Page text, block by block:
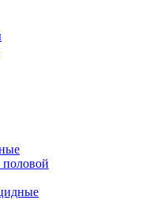
половой